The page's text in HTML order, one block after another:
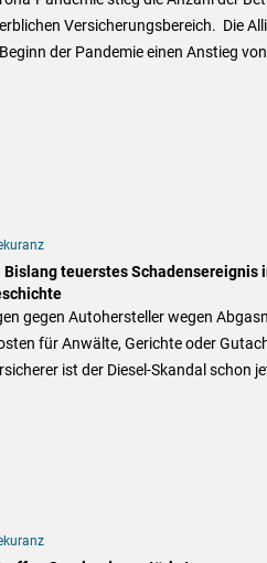
Versicherungsbereich. Die
der Pandemie einen Anstieg
teuerstes Schadensereignis
gegen Autohersteller wegen
für Anwälte, Gerichte oder
ist der Diesel-Skandal schon